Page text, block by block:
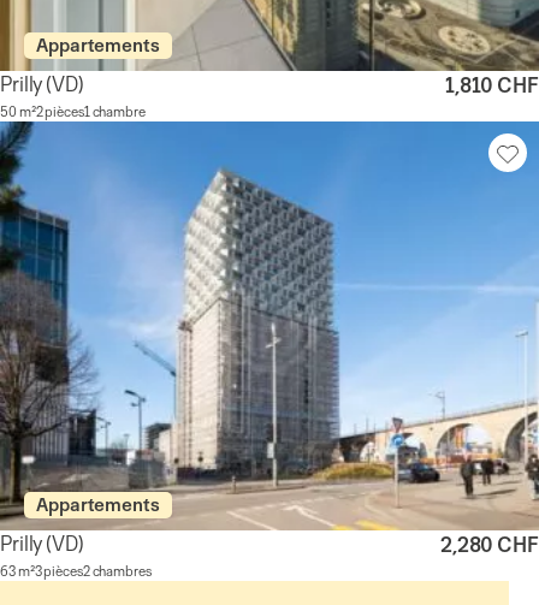
Appartements
Prilly(VD)
50 m²2 pièces1 chambre
1,810 CHF
Appartements
Prilly(VD)
63 m²3 pièces2 chambres
2,280 CHF